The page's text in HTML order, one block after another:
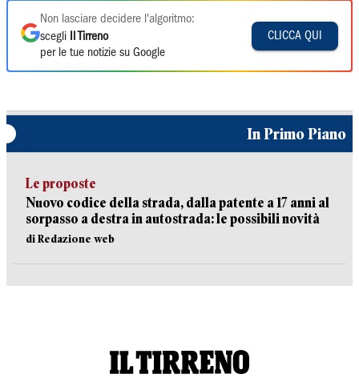
Non lasciare decidere l'algoritmo:
scegli
Il Tirreno
per le tue notizie su Google
CLICCA QUI
In Primo Piano
Le proposte
Nuovo codice della strada, dalla patente a 17 anni al
sorpasso a destra in autostrada: le possibili novità
di Redazione web